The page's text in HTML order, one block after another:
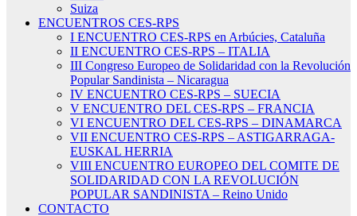
Suiza
ENCUENTROS CES-RPS
I ENCUENTRO CES-RPS en Arbúcies, Cataluña
II ENCUENTRO CES-RPS – ITALIA
III Congreso Europeo de Solidaridad con la Revolución
Popular Sandinista – Nicaragua
IV ENCUENTRO CES-RPS – SUECIA
V ENCUENTRO DEL CES-RPS – FRANCIA
VI ENCUENTRO DEL CES-RPS – DINAMARCA
VII ENCUENTRO CES-RPS – ASTIGARRAGA-
EUSKAL HERRIA
VIII ENCUENTRO EUROPEO DEL COMITE DE
SOLIDARIDAD CON LA REVOLUCIÓN
POPULAR SANDINISTA – Reino Unido
CONTACTO